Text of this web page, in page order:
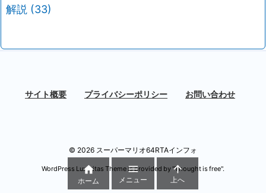
解説 (33)
サイト概要 プライバシーポリシー お問い合わせ
© 2026 スーパーマリオ64RTAインフォ
WordPress Luxeritas Theme is provided by "Thought is free".

ホーム

メニュー

上へ